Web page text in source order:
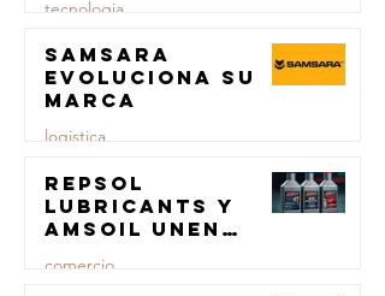
tecnologia
23 jul
Samsara
evoluciona su
marca
logistica
23 jul
Repsol
Lubricants y
AMSOIL unen
lubricación
comercio